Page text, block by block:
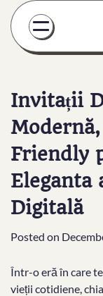
Skip
content
Invitații
Friendly
Eleganta
Digitală
Posted on
Într-o eră în care
vieții cotidiene,